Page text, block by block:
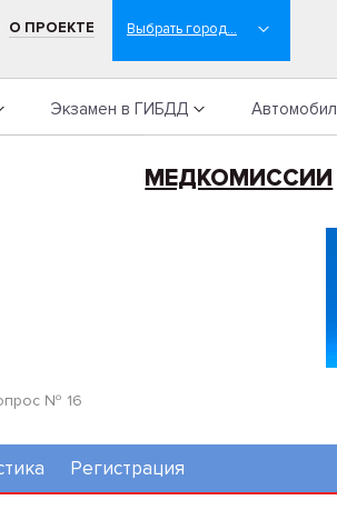
О ПРОЕКТЕ
Экзамен в ГИБДД
МЕДКОМИССИИ
№ 16
Регистрация